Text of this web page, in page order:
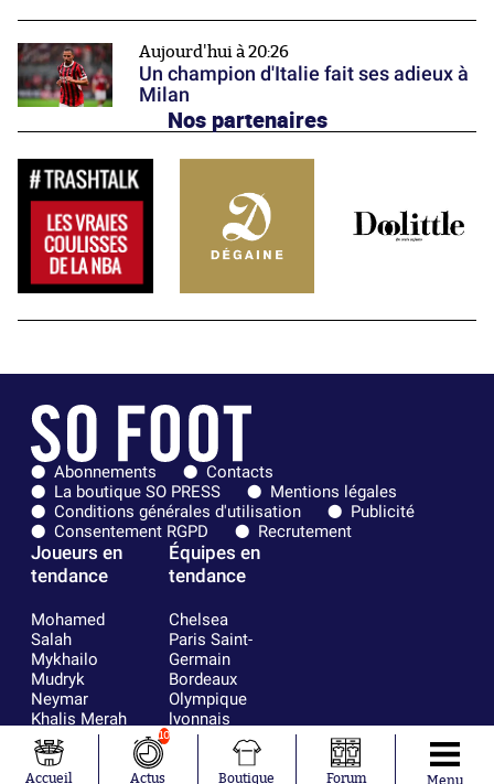
Aujourd'hui à 20:26
Un champion d'Italie fait ses adieux à
Milan
Nos partenaires
Abonnements
Contacts
La boutique SO PRESS
Mentions légales
Conditions générales d'utilisation
Publicité
Consentement RGPD
Recrutement
Joueurs en
tendance
Mohamed
Salah
Mykhailo
Mudryk
Neymar
Khalis Merah
Loïs Openda
Moussa
Niakhaté
Équipes en
tendance
Chelsea
Paris Saint-
Germain
Bordeaux
Olympique
lyonnais
FIFA
Real Madrid
RC Strasbourg
Accueil
10
Actus Boutique Forum Menu